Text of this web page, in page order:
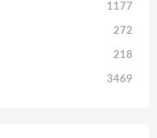
1177
272
218
3469